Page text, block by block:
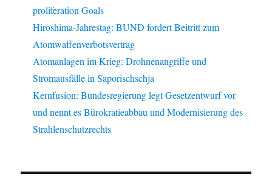
proliferation Goals
Hiroshima-Jahrestag: BUND fordert Beitritt zum
Atomwaffenverbotsvertrag
Atomanlagen im Krieg: Drohnenangriffe und
Stromausfälle in Saporischschja
Kernfusion: Bundesregierung legt Gesetzentwurf vor
und nennt es Bürokratieabbau und Modernisierung des
Strahlenschutzrechts